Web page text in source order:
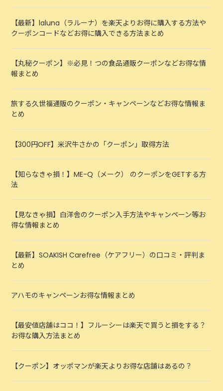
【最新】laluna（ラルーナ）を楽天よりお得に購入する方法や
クーポンコードなどお得に購入できる方法まとめ
【丸秘クーポン】※必見！つの食品通販クーポンなどお得な情
報まとめ
旅する久世福通販のクーポン・キャンペーンなどお得な情報ま
とめ
【300円OFF】米沢牛さかの「クーポン」取得方法
【知らなきゃ損！】ME-Q（メーク） のクーポンをGETする方
法
【見なきゃ損】白洋舎のクーポン入手方法やキャンペーン等お
得な情報まとめ
【最新】SOAKISH Carefree（ケアフリー）の口コミ・評判ま
とめ
アハモのキャンペーンお得な情報まとめ
【最安値店舗はココ！】フルーシーは楽天で買うと損をする？
お得な購入方法まとめ
【クーポン】オッポマンが楽天よりお得な店舗はあるの？